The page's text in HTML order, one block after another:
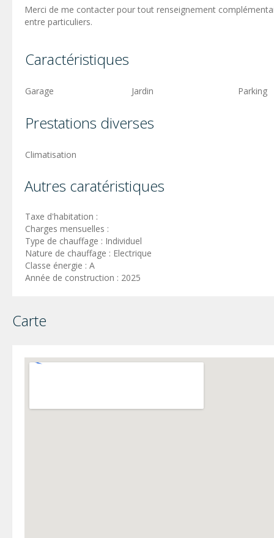
Merci de me contacter pour tout renseignement
entre particuliers.
Caractéristiques
Garage Jardin Parking
Prestations diverses
Climatisation
Autres caratéristiques
Taxe d'habitation :
Charges mensuelles :
Type de chauffage : Individuel
Nature de chauffage : Electrique
Classe énergie : A
Année de construction : 2025
Carte